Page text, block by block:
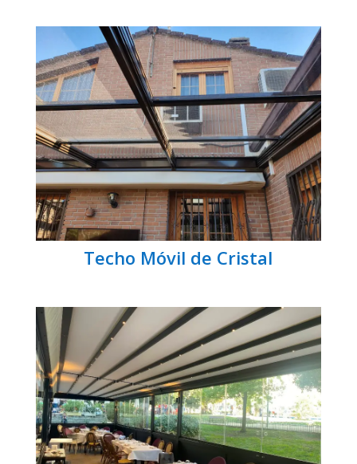
Techo Móvil de Cristal